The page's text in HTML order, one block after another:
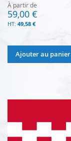
À partir de
59,00 €
49,58 €
Ajouter au panier